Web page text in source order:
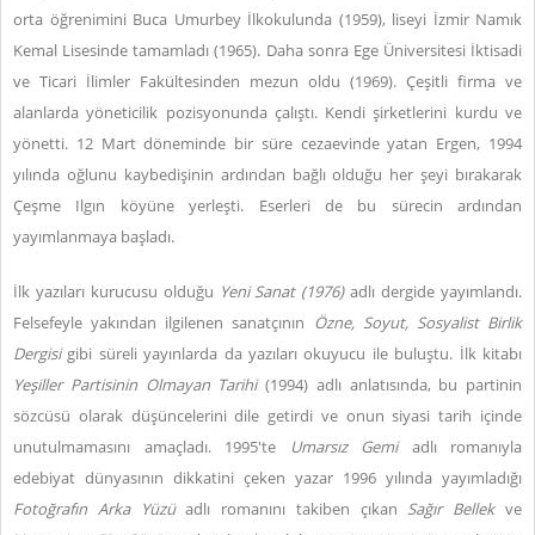
orta öğrenimini Buca Umurbey İlkokulunda (1959), liseyi İzmir Namık
Kemal Lisesinde tamamladı (1965). Daha sonra Ege Üniversitesi İktisadi
ve Ticari İlimler Fakültesinden mezun oldu (1969). Çeşitli firma ve
alanlarda yöneticilik pozisyonunda çalıştı. Kendi şirketlerini kurdu ve
yönetti. 12 Mart döneminde bir süre cezaevinde yatan Ergen, 1994
yılında oğlunu kaybedişinin ardından bağlı olduğu her şeyi bırakarak
Çeşme Ilgın köyüne yerleşti. Eserleri de bu sürecin ardından
yayımlanmaya başladı.
İlk yazıları kurucusu olduğu Yeni Sanat (1976)adlı dergide yayımlandı.
Felsefeyle yakından ilgilenen sanatçının Özne, Soyut, Sosyalist Birlik
Dergisi gibi süreli yayınlarda da yazıları okuyucu ile buluştu. İlk kitabı
Yeşiller Partisinin Olmayan Tarihi (1994) adlı anlatısında, bu partinin
sözcüsü olarak düşüncelerini dile getirdi ve onun siyasi tarih içinde
unutulmamasını amaçladı. 1995'te
Umarsız Gemi adlı romanıyla
edebiyat dünyasının dikkatini çeken yazar 1996 yılında yayımladığı
Fotoğrafın Arka Yüzüadlı romanını takiben çıkan Sağır Bellekve